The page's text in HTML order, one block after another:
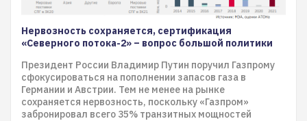
Нервозность сохраняется, сертификация
«Северного потока-2» – вопрос большой политики
Президент России Владимир Путин поручил Газпрому
сфокусироваться на пополнении запасов газа в
Германии и Австрии. Тем не менее на рынке
сохраняется нервозность, поскольку «Газпром»
забронировал всего 35% транзитных мощностей